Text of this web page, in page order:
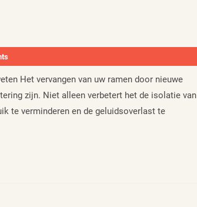
Het vervangen van uw ramen door nieuwe
zijn. Niet alleen verbetert het de isolatie van
te verminderen en de geluidsoverlast te